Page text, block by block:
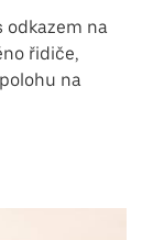
odkazem na
řidiče,
na